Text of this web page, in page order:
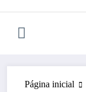
Página inicial